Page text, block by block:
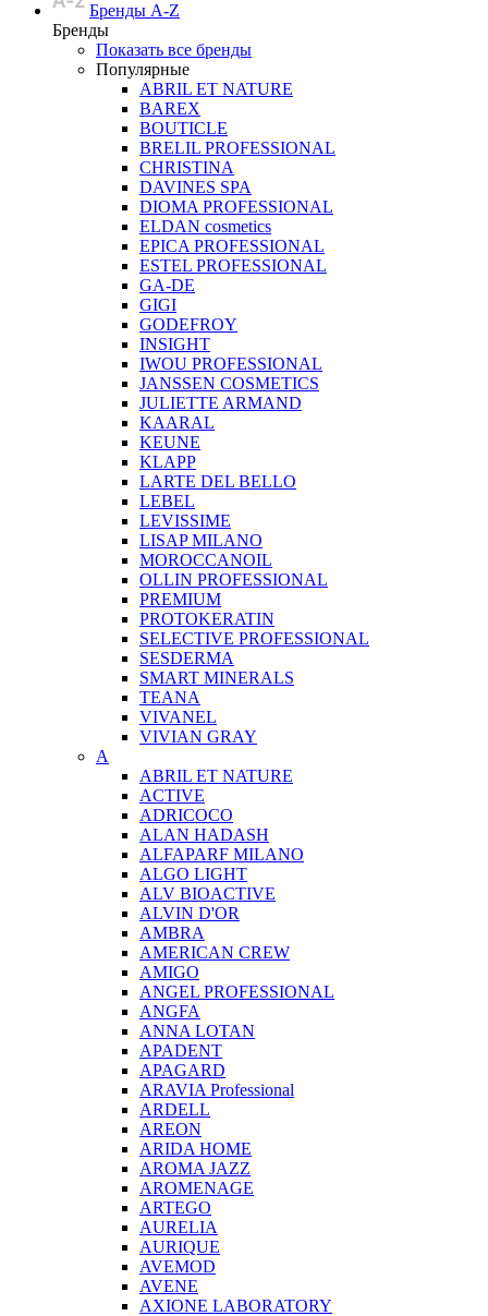
Бренды A-Z
Бренды
Показать все бренды
Популярные
ABRIL ET NATURE
BAREX
BOUTICLE
BRELIL PROFESSIONAL
CHRISTINA
DAVINES SPA
DIOMA PROFESSIONAL
ELDAN cosmetics
EPICA PROFESSIONAL
ESTEL PROFESSIONAL
GA-DE
GIGI
GODEFROY
INSIGHT
IWOU PROFESSIONAL
JANSSEN COSMETICS
JULIETTE ARMAND
KAARAL
KEUNE
KLAPP
LARTE DEL BELLO
LEBEL
LEVISSIME
LISAP MILANO
MOROCCANOIL
OLLIN PROFESSIONAL
PREMIUM
PROTOKERATIN
SELECTIVE PROFESSIONAL
SESDERMA
SMART MINERALS
TEANA
VIVANEL
VIVIAN GRAY
A
ABRIL ET NATURE
ACTIVE
ADRICOCO
ALAN HADASH
ALFAPARF MILANO
ALGO LIGHT
ALV BIOACTIVE
ALVIN D'OR
AMBRA
AMERICAN CREW
AMIGO
ANGEL PROFESSIONAL
ANGFA
ANNA LOTAN
APADENT
APAGARD
ARAVIA Professional
ARDELL
AREON
ARIDA HOME
AROMA JAZZ
AROMENAGE
ARTEGO
AURELIA
AURIQUE
AVEMOD
AVENE
AXIONE LABORATORY